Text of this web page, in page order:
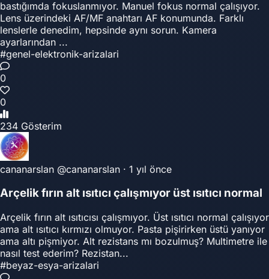
bastığımda fokuslanmıyor. Manuel fokus normal çalışıyor.
Lens üzerindeki AF/MF anahtarı AF konumunda. Farklı
lenslerle denedim, hepsinde aynı sorun. Kamera
ayarlarından ...
#genel-elektronik-arizalari
0
0
234 Gösterim
cananarslan @cananarslan · 1 yıl önce
Arçelik fırın alt ısıtıcı çalışmıyor üst ısıtıcı normal
Arçelik fırın alt ısıtıcısı çalışmıyor. Üst ısıtıcı normal çalışıyor
ama alt ısıtıcı kırmızı olmuyor. Pasta pişirirken üstü yanıyor
ama altı pişmiyor. Alt rezistans mı bozulmuş? Multimetre ile
nasıl test ederim? Rezistan...
#beyaz-esya-arizalari